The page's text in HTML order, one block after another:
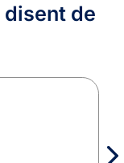
disent de